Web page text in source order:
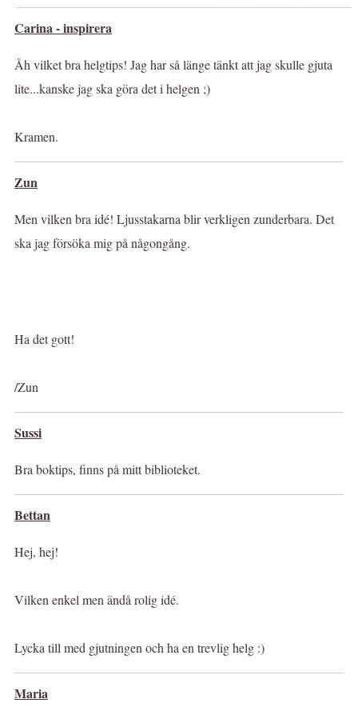
Carina - inspirera
Åh vilket bra helgtips! Jag har så länge tänkt att jag skulle gjuta
lite...kanske jag ska göra det i helgen ;)
Kramen.
Zun
Men vilken bra idé! Ljusstakarna blir verkligen zunderbara. Det
ska jag försöka mig på någongång.
Ha det gott!
/Zun
Sussi
Bra boktips, finns på mitt biblioteket.
Bettan
Hej, hej!
Vilken enkel men ändå rolig idé.
Lycka till med gjutningen och ha en trevlig helg :)
Maria